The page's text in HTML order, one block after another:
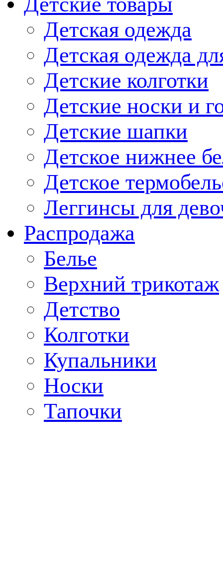
Детская одежда
Детская одежда
Детские колготки
Детские носки и
Детские шапки
Детское нижнее
Детское
Леггинсы для
Распродажа
Белье
Верхний трикотаж
Детство
Колготки
Купальники
Носки
Тапочки